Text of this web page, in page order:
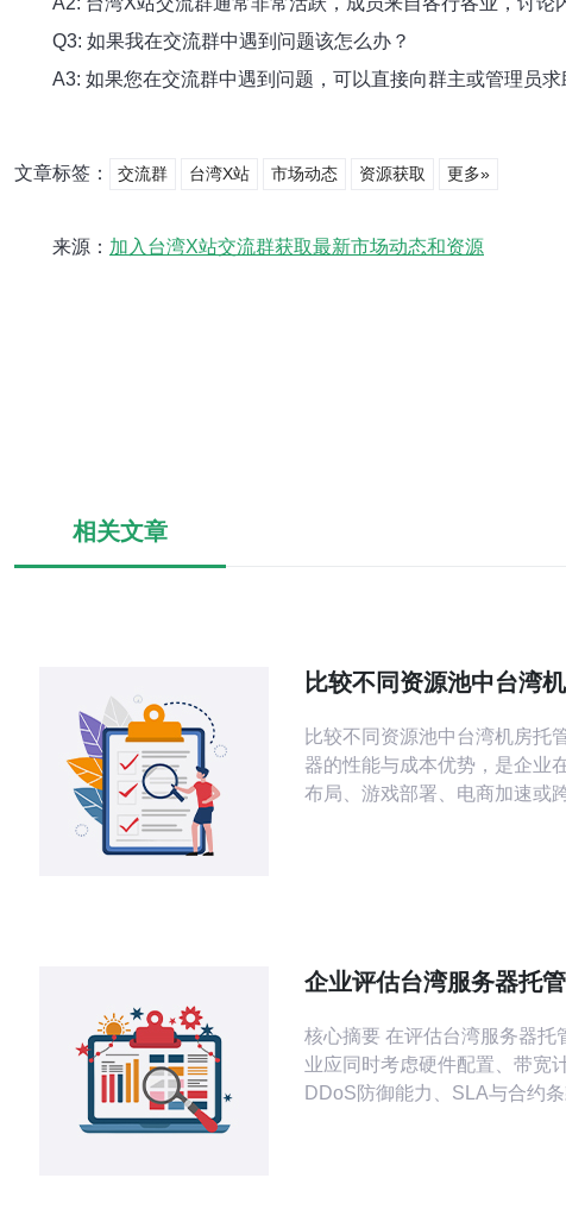
Q3: 如果我在交流群中遇到问题该怎么办？
A3: 如果您在交流群中遇到问题，可以直接向群主或管理员
文章标签： 交流群 台湾X站 市场动态 资源获取 更多»
来源： 加入台湾X站交流群获取最新市场动态和资源
相关文章
比较不同资源池中台湾
比较不同资源池中台湾机房托
器的性能与成本优势，是企业
布局、游戏部署、电商加速或
KVM/VMware）、裸金属服务
柜托管（Colocation）。共享
最低但受邻
企业评估台湾服务器托
核心摘要 在评估台湾服务器托
业应同时考虑硬件配置、带宽计
DDoS防御能力、SLA与合约